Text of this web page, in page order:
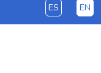
ES EN